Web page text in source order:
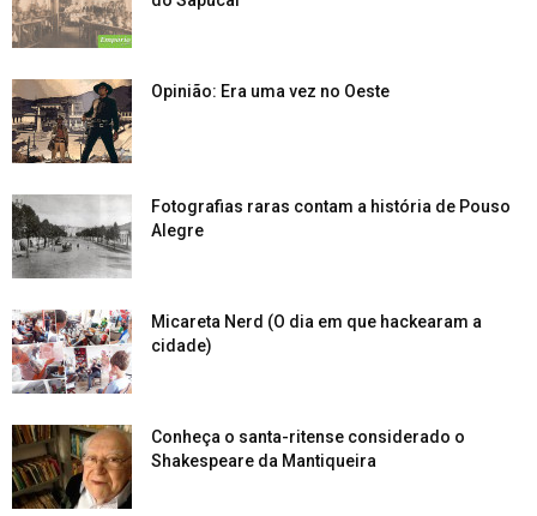
Opinião: Era uma vez no Oeste
Fotografias raras contam a história de Pouso
Alegre
Micareta Nerd (O dia em que hackearam a
cidade)
Conheça o santa-ritense considerado o
Shakespeare da Mantiqueira